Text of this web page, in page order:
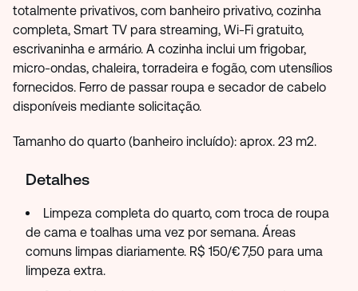
totalmente privativos, com banheiro privativo, cozinha
completa, Smart TV para streaming, Wi-Fi gratuito,
escrivaninha e armário. A cozinha inclui um frigobar,
micro-ondas, chaleira, torradeira e fogão, com utensílios
fornecidos. Ferro de passar roupa e secador de cabelo
disponíveis mediante solicitação.
Tamanho do quarto (banheiro incluído): aprox. 23 m2.
Detalhes
Limpeza completa do quarto, com troca de roupa
de cama e toalhas uma vez por semana. Áreas
comuns limpas diariamente. R$ 150/€ 7,50 para uma
limpeza extra.